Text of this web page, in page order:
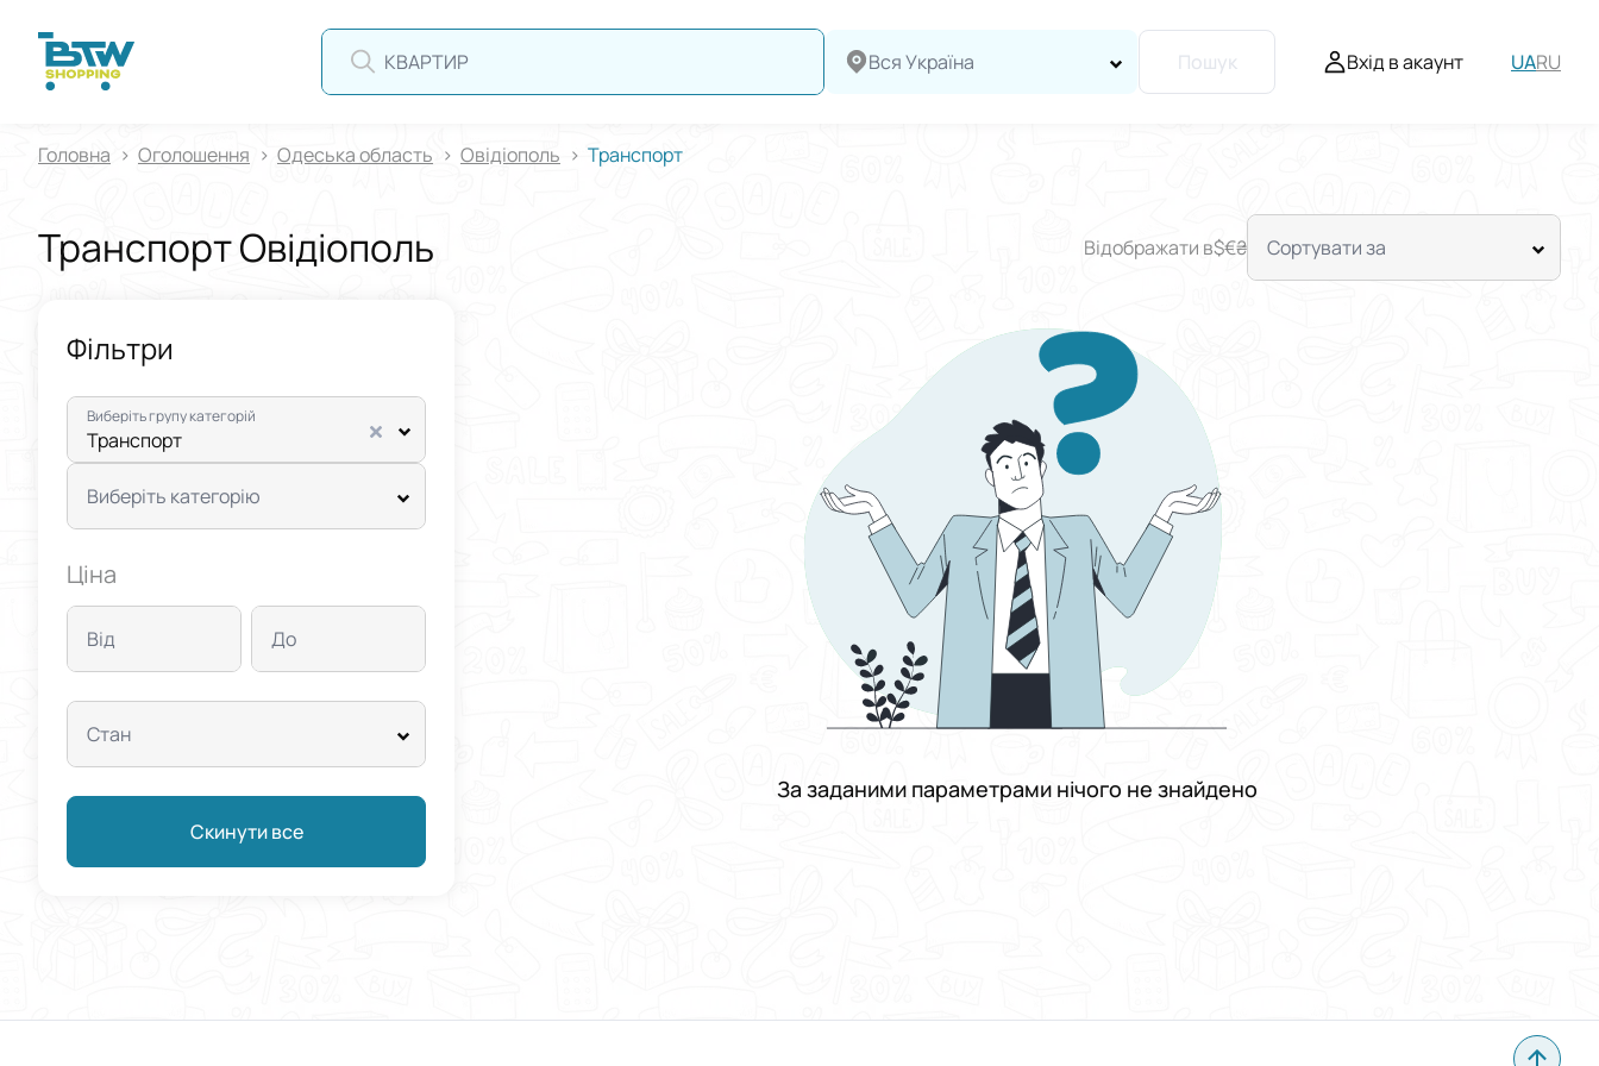
КВАРТИРА Вся Україна Пошук Вхід в акаунт UARU
Головна Оголошення Одеська область Овідіополь Транспорт
Транспорт Овідіополь Відображати в$€₴ Сортувати за
Фільтри
Виберіть групу категорій
Транспорт
Виберіть категорію
Ціна
Від До
Стан
Скинути все
За заданими параметрами нічого не знайдено